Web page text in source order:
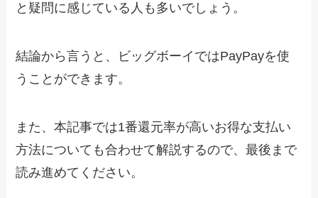
と疑問に感じている人も多いでしょう。
結論から言うと、ビッグボーイではPayPayを使
うことができます。
また、本記事では1番還元率が高いお得な支払い
方法についても合わせて解説するので、最後まで
読み進めてください。